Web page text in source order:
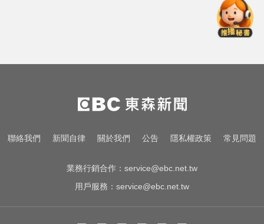
堂喊：你殺青了
MLB／李灝宇替補2打數未敲安！拚
台將單季最多安卡關
啦啦隊員遭輪流性侵！丟包公路秒
聯絡我們 新聞自律 關於我們 公告 隱私權政策 常見問題
業務行銷合作： service@ebc.net.tw
用戶服務： service@ebc.net.tw